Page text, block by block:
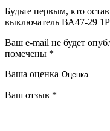
Будьте первым, кто
выключатель ВА47-29
Ваш e-mail не будет
помечены *
Ваша оценка
Ваш отзыв *